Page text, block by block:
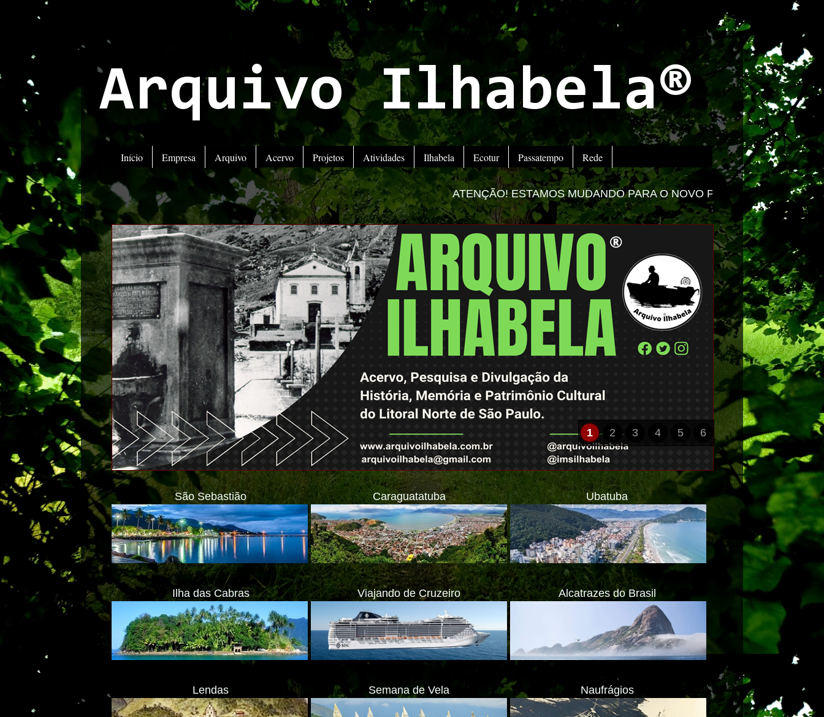
Arquivo Ilhabela®
Início Empresa Arquivo Acervo Projetos Atividades Ilhabela Ecotur Passatempo Rede
ATENÇÃO! ESTAMOS MUDANDO PARA O NOVO PORTAL -ACESSE
1 2 3 4 5 6
São Sebastião Caraguatatuba Ubatuba
Ilha das Cabras Viajando de Cruzeiro Alcatrazes do Brasil
Lendas Semana de Vela Naufrágios